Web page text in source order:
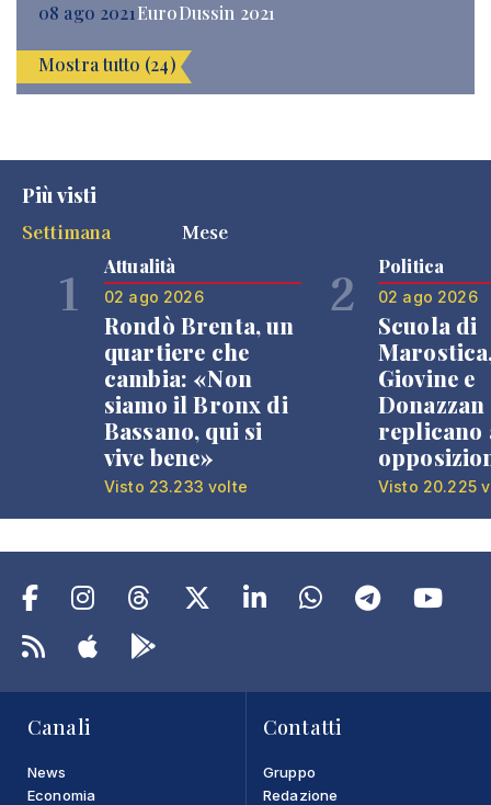
08 ago 2021EuroDussin 2021
Mostra tutto (24)
Più visti
Settimana
Mese
1 Attualità
02 ago 2026
Rondò Brenta, un
quartiere che
cambia: «Non
siamo il Bronx di
Bassano, qui si
vive bene»
Visto 23.233 volte
2 Politica
02 ago 2026
Scuola di
Giovine e
Donazzan
replicano
Visto 20.225
Canali
News
Economia
Contatti
Gruppo
Redazione